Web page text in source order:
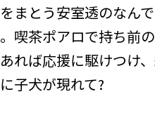
まとう安室透のなん
喫茶ポアロで持ち前
れば応援に駆けつけ
子犬が現れて?